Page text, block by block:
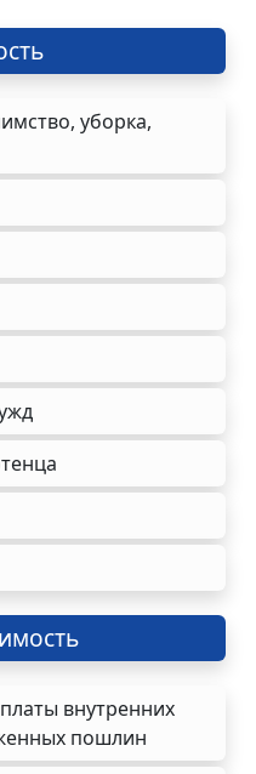
уборка,
внутренних
пошлин